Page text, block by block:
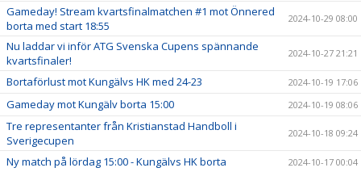
Gameday! Stream kvartsfinalmatchen #1 mot Önnered
borta med start 18:55
2024-10-29 08:00
Nu laddar vi inför ATG Svenska Cupens spännande
kvartsfinaler!
2024-10-27 21:21
Bortaförlust mot Kungälvs HK med 24-23 2024-10-19 17:06
Gameday mot Kungälv borta 15:00 2024-10-19 08:06
Tre representanter från Kristianstad Handboll i
Sverigecupen
2024-10-18 09:24
Ny match på lördag 15:00 - Kungälvs HK borta 2024-10-17 00:04